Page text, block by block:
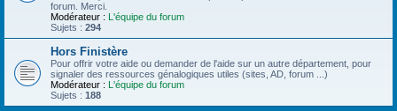
forum. Merci.
Modérateur : L'équipe du forum
Sujets : 294
Hors Finistère
Pour offrir votre aide ou demander de l'aide sur un autre département, pour
signaler des ressources génalogiques utiles (sites, AD, forum ...)
Modérateur : L'équipe du forum
Sujets : 188